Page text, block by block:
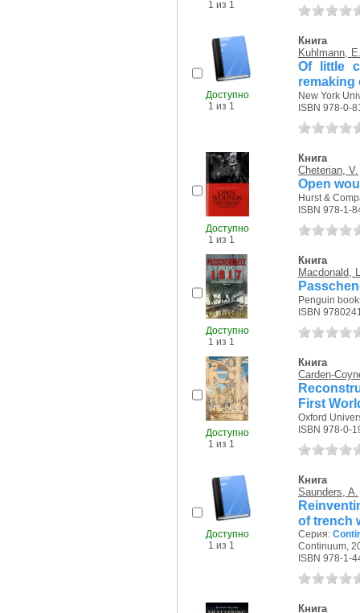
1 из 1
Доступно
1 из 1
Книга
Kuhlmann,
Of little
remaking
New York
ISBN 978-0-
Доступно
1 из 1
Книга
Cheterian, V.
Open
Hurst &
ISBN 978-1-
Доступно
1 из 1
Книга
Macdonald,
Penguin
ISBN
Доступно
1 из 1
Книга
Carden-
First
Oxford
ISBN 978-0-
Доступно
1 из 1
Книга
Saunders, A.
of trench
Серия:
Continuum,
ISBN 978-1-
Книга